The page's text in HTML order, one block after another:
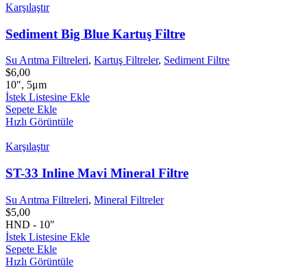
Karşılaştır
Sediment Big Blue Kartuş Filtre
Su Arıtma Filtreleri, Kartuş Filtreler, Sediment Filtre
$6,00
10", 5μm
İstek Listesine Ekle
Sepete Ekle
Hızlı Görüntüle
Karşılaştır
ST-33 Inline Mavi Mineral Filtre
Su Arıtma Filtreleri, Mineral Filtreler
$5,00
HND - 10"
İstek Listesine Ekle
Sepete Ekle
Hızlı Görüntüle